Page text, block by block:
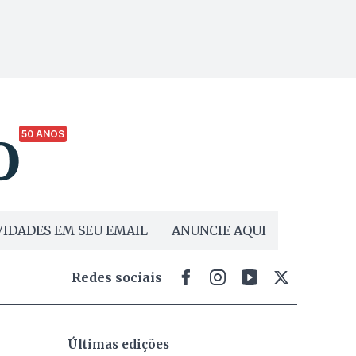
50 ANOS
EM SEU EMAIL ANUNCIE AQUI
Redes sociais
Últimas edições